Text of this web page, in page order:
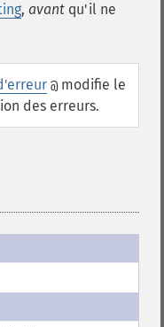
, avant qu'il ne
@modifie le
des erreurs.